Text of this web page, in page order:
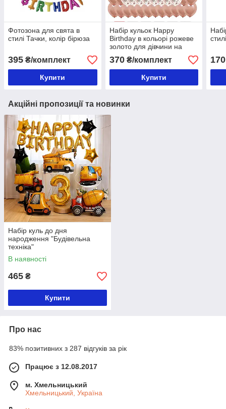
Фотозона для свята в
стилі Тачки, колір бірюза
395 ₴/комплект
Купити
Набір кульок Нappy
Birthday в кольорі рожеве
золото для дівчини на
день народження
фотозона
370₴/комплект
Купити
170
Акційні пропозиції та новинки
Набір куль до дня
народження "Будівельна
техніка"
В наявності
465 ₴
Купити
Про нас
83% позитивних з 287 відгуків за рік
Працює з 12.08.2017
м. Хмельницький
Хмельницький, Україна